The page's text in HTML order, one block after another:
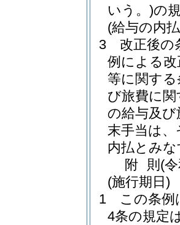
いう。)の
(給与の内
3
改正後の
例による
等に関す
び旅費に
の給与及
末手当は
内払とみ
附 則 (
(施行期日)
1
この条例
4条の規定